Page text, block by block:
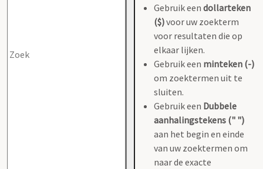
Gebruik een dollarteken
($)voor uw zoekterm
voor resultaten die op
elkaar lijken.
Gebruik een minteken (-)
om zoektermen uit te
sluiten.
Gebruik een Dubbele
aanhalingstekens (" ")
aan het begin en einde
van uw zoektermen om
naar de exacte